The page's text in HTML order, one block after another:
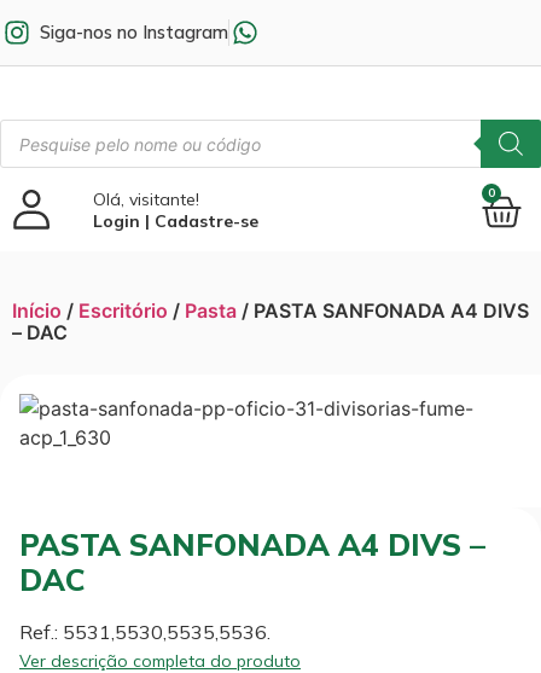
Siga-nos no Instagram
Olá, visitante!
Login | Cadastre-se
0
Início / Escritório / Pasta / PASTA SANFONADA A4 DIVS
– DAC
PASTA SANFONADA A4 DIVS –
DAC
Ref.: 5531,5530,5535,5536.
Ver descrição completa do produto